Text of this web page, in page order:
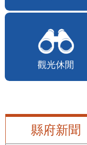
觀光休閒
縣府新聞